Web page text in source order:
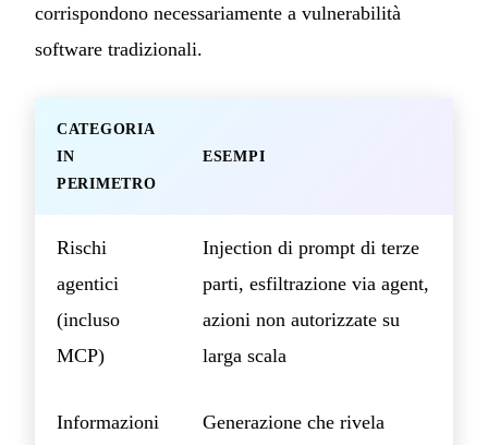
corrispondono necessariamente a vulnerabilità
software tradizionali.
CATEGORIA
IN
PERIMETRO
ESEMPI
Rischi
agentici
(incluso
MCP)
Injection di prompt di terze
parti, esfiltrazione via agent,
azioni non autorizzate su
larga scala
Informazioni
Generazione che rivela